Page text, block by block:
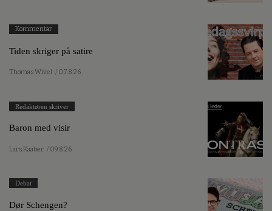
Kommentar
Tiden skriger på satire
Thomas Wivel / 07.8.26
Redaktøren skriver
Baron med visir
Lars Kaaber / 09.8.26
Debat
Dør Schengen?